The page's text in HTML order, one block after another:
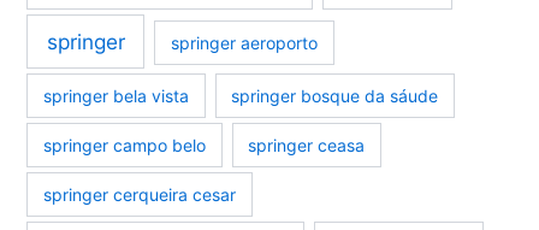
springer springer aeroporto
springer bela vista springer bosque da sáude
springer campo belo springer ceasa
springer cerqueira cesar